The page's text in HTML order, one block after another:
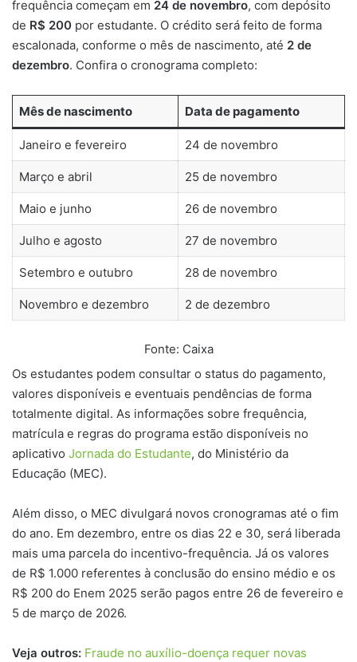
frequência começam em 24 de novembro, com depósito
de R$ 200 por estudante. O crédito será feito de forma
escalonada, conforme o mês de nascimento, até 2 de
dezembro. Confira o cronograma completo:
Mês de nascimento Data de pagamento
Janeiro e fevereiro 24 de novembro
Março e abril 25 de novembro
Maio e junho 26 de novembro
Julho e agosto 27 de novembro
Setembro e outubro 28 de novembro
Novembro e dezembro 2 de dezembro
Fonte: Caixa
Os estudantes podem consultar o status do pagamento,
valores disponíveis e eventuais pendências de forma
totalmente digital. As informações sobre frequência,
matrícula e regras do programa estão disponíveis no
aplicativo Jornada do Estudante, do Ministério da
Educação (MEC).
Além disso, o MEC divulgará novos cronogramas até o fim
do ano. Em dezembro, entre os dias 22 e 30, será liberada
mais uma parcela do incentivo-frequência. Já os valores
de R$ 1.000 referentes à conclusão do ensino médio e os
R$ 200 do Enem 2025 serão pagos entre 26 de fevereiro e
5 de março de 2026.
Veja outros: Fraude no auxílio-doença requer novas